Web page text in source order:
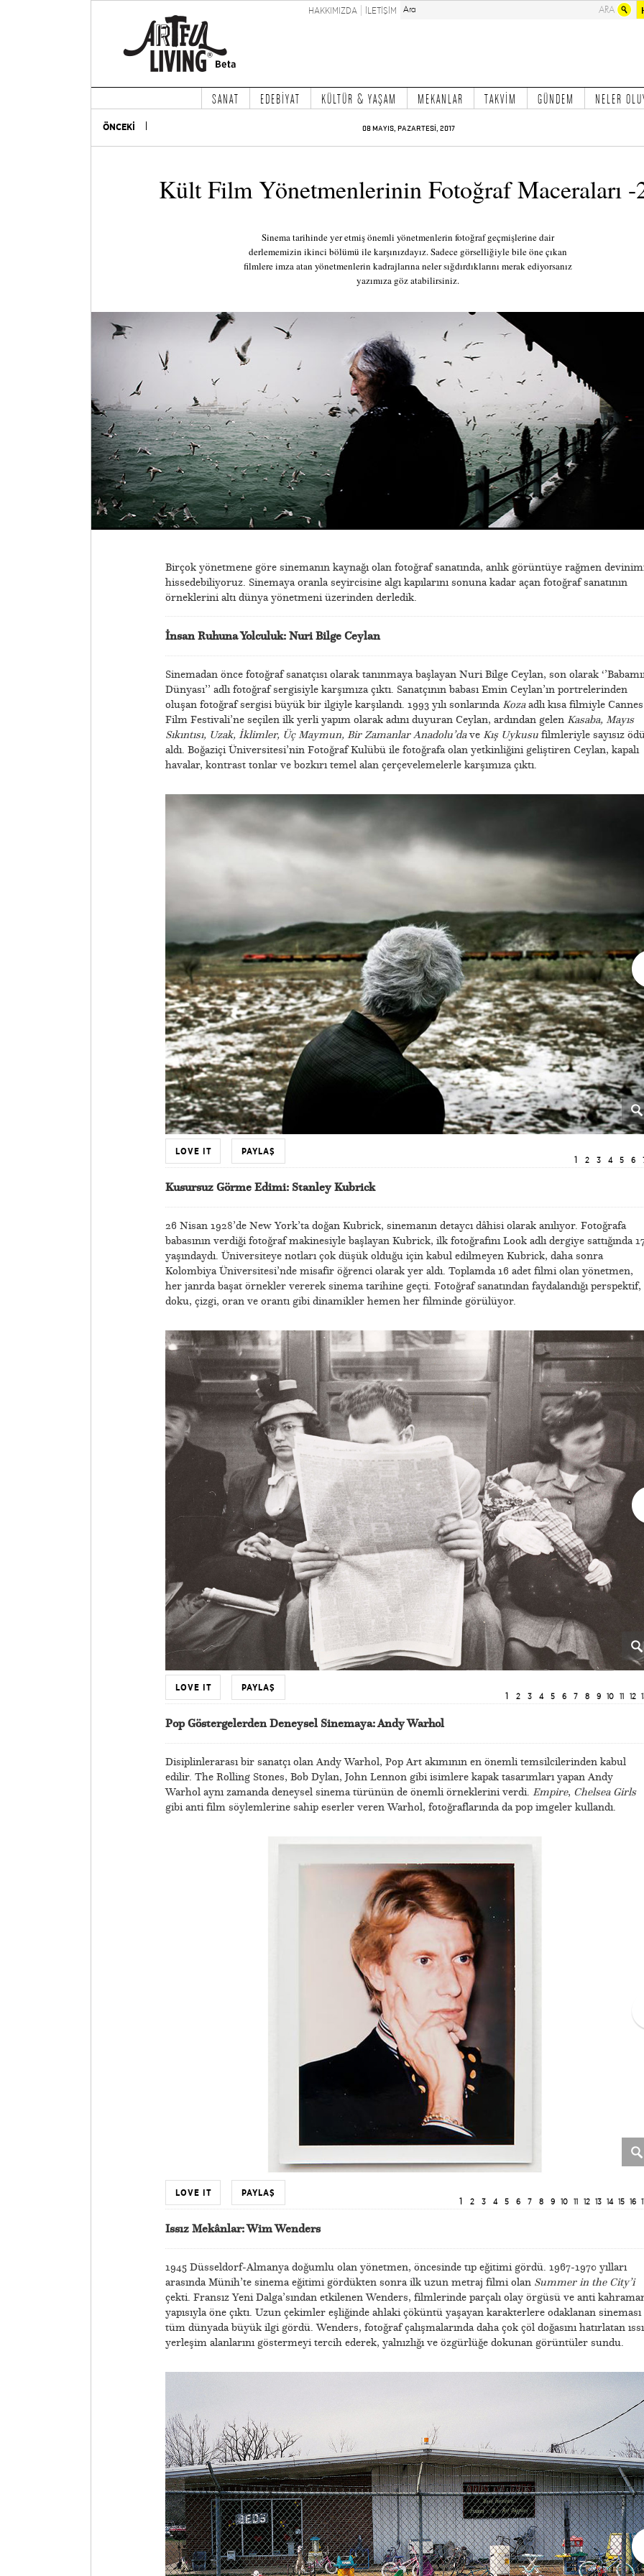
HAKKIMIZDA İLETİŞİM
SANAT EDEBİYAT KÜLTÜR & YAŞAM MEKANLAR TAKVİM GÜNDEM NELER
ÖNCEKİ 08 MAYIS, PAZARTESİ, 2017
Kült Film Yönetmenlerinin Fotoğraf Maceraları -
Sinema tarihinde yer etmiş önemli yönetmenlerin fotoğraf geçmişlerine dair
derlememizin ikinci bölümü ile karşınızdayız. Sadece görselliğiyle bile öne çıkan
filmlere imza atan yönetmenlerin kadrajlarına neler sığdırdıklarını merak ediyorsanız
yazımıza göz atabilirsiniz.
Birçok yönetmene göre sinemanın kaynağı olan fotoğraf sanatında, anlık görüntüye rağmen
hissedebiliyoruz. Sinemaya oranla seyircisine algı kapılarını sonuna kadar açan fotoğraf sanatının
örneklerini altı dünya yönetmeni üzerinden derledik.
İnsan Ruhuna Yolculuk: Nuri Bilge Ceylan
Sinemadan önce fotoğraf sanatçısı olarak tanınmaya başlayan Nuri Bilge Ceylan, son olarak
Dünyası’’ adlı fotoğraf sergisiyle karşımıza çıktı. Sanatçının babası Emin Ceylan’ın portrelerinden
oluşan fotoğraf sergisi büyük bir ilgiyle karşılandı. 1993 yılı sonlarındaKozaadlı kısa filmiyle Cannes
Film Festivali’ne seçilen ilk yerli yapım olarak adını duyuran Ceylan, ardından gelen Kasaba, Mayıs
Sıkıntısı, Uzak, İklimler, Üç Maymun, Bir Zamanlar Anadolu’dave Kış Uykusufilmleriyle sayısız
aldı. Boğaziçi Üniversitesi’nin Fotoğraf Kulübü ile fotoğrafa olan yetkinliğini geliştiren Ceylan, kapalı
havalar, kontrast tonlar ve bozkırı temel alan çerçevelemelerle karşımıza çıktı.
1 2 3 4 5 6
LOVE IT PAYLAŞ
Kusursuz Görme Edimi: Stanley Kubrick
26 Nisan 1928’de New York’ta doğan Kubrick, sinemanın detaycı dâhisi olarak anılıyor. Fotoğrafa
babasının verdiği fotoğraf makinesiyle başlayan Kubrick, ilk fotoğrafını Look adlı dergiye sattığında
yaşındaydı. Üniversiteye notları çok düşük olduğu için kabul edilmeyen Kubrick, daha sonra
Kolombiya Üniversitesi’nde misafir öğrenci olarak yer aldı. Toplamda 16 adet filmi olan yönetmen,
her janrda başat örnekler vererek sinema tarihine geçti. Fotoğraf sanatından faydalandığı perspektif,
doku, çizgi, oran ve orantı gibi dinamikler hemen her filminde görülüyor.
1 2 3 4 5 6 7 8 9 10 11 12
LOVE IT PAYLAŞ
Pop Göstergelerden Deneysel Sinemaya: Andy Warhol
Disiplinlerarası bir sanatçı olan Andy Warhol, Pop Art akımının en önemli temsilcilerinden kabul
edilir. The Rolling Stones, Bob Dylan, John Lennon gibi isimlere kapak tasarımları yapan Andy
Warhol aynı zamanda deneysel sinema türünün de önemli örneklerini verdi. Empire, Chelsea Girls
gibi anti film söylemlerine sahip eserler veren Warhol, fotoğraflarında da pop imgeler kullandı.
1 2 3 4 5 6 7 8 9 10 11 12 13 14 15 16
LOVE IT PAYLAŞ
Issız Mekânlar: Wim Wenders
1945 Düsseldorf-Almanya doğumlu olan yönetmen, öncesinde tıp eğitimi gördü. 1967-1970 yılları
arasında Münih’te sinema eğitimi gördükten sonra ilk uzun metraj filmi olan Summer in the City’i
çekti. Fransız Yeni Dalga’sından etkilenen Wenders, filmlerinde parçalı olay örgüsü ve anti
yapısıyla öne çıktı. Uzun çekimler eşliğinde ahlaki çöküntü yaşayan karakterlere odaklanan sineması
tüm dünyada büyük ilgi gördü. Wenders, fotoğraf çalışmalarında daha çok çöl doğasını hatırlatan
yerleşim alanlarını göstermeyi tercih ederek, yalnızlığı ve özgürlüğe dokunan görüntüler sundu.